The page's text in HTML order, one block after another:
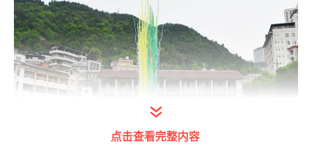
点击查看完整内容